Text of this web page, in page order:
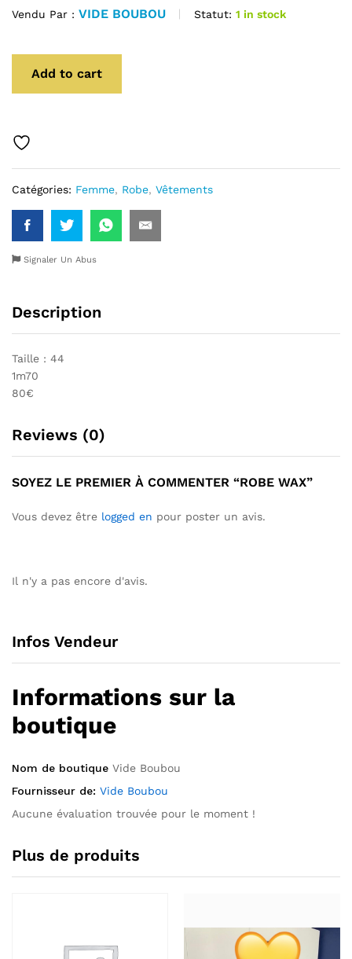
Vendu Par : VIDE BOUBOU Statut: 1 in stock
Add to cart
Catégories: Femme, Robe, Vêtements
Signaler Un Abus
Description
Taille : 44
1m70
80€
Reviews (0)
SOYEZ LE PREMIER À COMMENTER “ROBE WAX”
Vous devez être logged en pour poster un avis.
Il n'y a pas encore d'avis.
Infos Vendeur
Informations sur la
boutique
Nom de boutique Vide Boubou
Fournisseur de: Vide Boubou
Aucune évaluation trouvée pour le moment !
Plus de produits